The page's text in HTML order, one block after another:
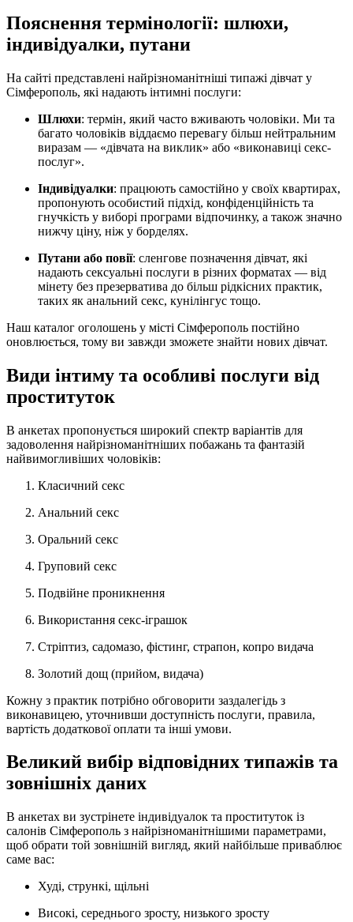
Пояснення термінології: шлюхи,
індивідуалки, путани
На сайті представлені найрізноманітніші типажі дівчат у
Сімферополь, які надають інтимні послуги:
Шлюхи: термін, який часто вживають чоловіки. Ми та
багато чоловіків віддаємо перевагу більш нейтральним
виразам — «дівчата на виклик» або «виконавиці секс-
послуг».
Індивідуалки: працюють самостійно у своїх квартирах,
пропонують особистий підхід, конфіденційність та
гнучкість у виборі програми відпочинку, а також значно
нижчу ціну, ніж у борделях.
Путани або повії: сленгове позначення дівчат, які
надають сексуальні послуги в різних форматах — від
мінету без презерватива до більш рідкісних практик,
таких як анальний секс, кунілінгус тощо.
Наш каталог оголошень у місті Сімферополь постійно
оновлюється, тому ви завжди зможете знайти нових дівчат.
Види інтиму та особливі послуги від
проституток
В анкетах пропонується широкий спектр варіантів для
задоволення найрізноманітніших побажань та фантазій
найвимогливіших чоловіків:
Класичний секс
Анальний секс
Оральний секс
Груповий секс
Подвійне проникнення
Використання секс-іграшок
Стріптиз, садомазо, фістинг, страпон, копро видача
Золотий дощ (прийом, видача)
Кожну з практик потрібно обговорити заздалегідь з
виконавицею, уточнивши доступність послуги, правила,
вартість додаткової оплати та інші умови.
Великий вибір відповідних типажів та
зовнішніх даних
В анкетах ви зустрінете індивідуалок та проституток із
салонів Сімферополь з найрізноманітнішими параметрами,
щоб обрати той зовнішній вигляд, який найбільше приваблює
саме вас:
Худі, стрункі, щільні
Високі, середнього зросту, низького зросту